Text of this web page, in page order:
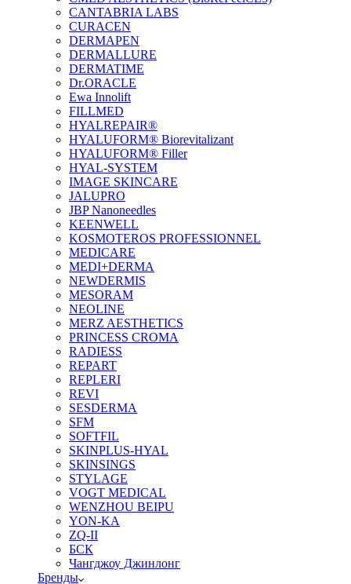
CANTABRIA LABS
CURACEN
DERMAPEN
DERMALLURE
DERMATIME
Dr.ORACLE
Ewa Innolift
FILLMED
НYALREPAIR®
HYALUFORM® Biorevitalizant
HYALUFORM® Filler
HYAL-SYSTEM
IMAGE SKINCARE
JALUPRO
JBP Nanoneedles
KEENWELL
KOSMOTEROS PROFESSIONNEL
MEDICARE
MEDI+DERMA
NEWDERMIS
MESORAM
NEOLINE
MERZ AESTHETICS
PRINCESS CROMA
RADIESS
REPART
REPLERI
REVI
SESDERMA
SFM
SOFTFIL
SKINPLUS-HYAL
SKINSINGS
STYLAGE
VOGT MEDICAL
WENZHOU BEIPU
YON-KA
ZQ-II
БСК
Чангджоу Джинлонг
Бренды